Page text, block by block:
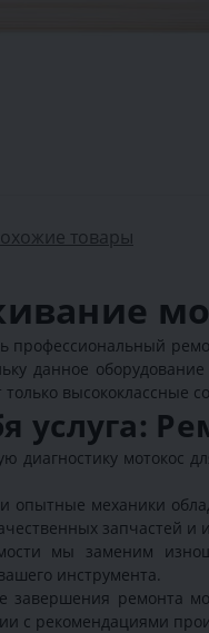
товары
профессиональный
данное
высококлассные
услуга:
диагностику мотокос
опытные механики
запчастей и
мы заменим
инструмента.
завершения ремонта
с рекомендациями